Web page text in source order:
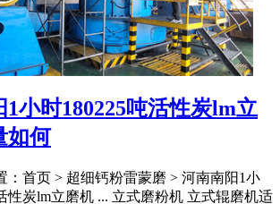
1小时180225吨活性炭lm立
如何
：首页 > 超细钙粉雷蒙磨 > 河南南阳1小
性炭lm立磨机 ... 立式磨粉机 立式辊磨机适